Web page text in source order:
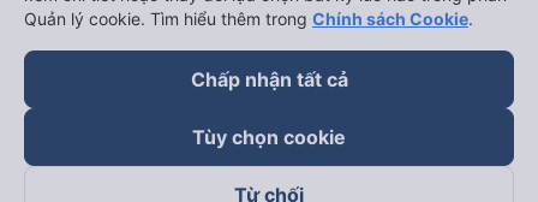
Quản lý cookie. Tìm hiểu thêm trong Chính sách Cookie.
Chấp nhận tất cả
Tùy chọn cookie
Từ chối